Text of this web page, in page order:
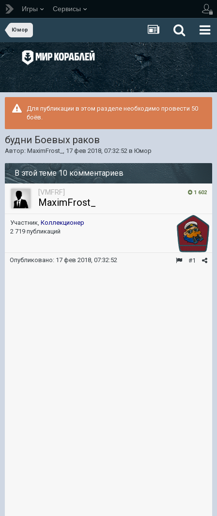
Игры Сервисы
Юмор
Для публикации в этом разделе необходимо провести 50
боёв.
будни Боевых раков
Автор: MaximFrost_ , 17 фев 2018, 07:32:52 в Юмор
В этой теме 10 комментариев
1 602
[VMFRF]
MaximFrost_
Участник, Коллекционер
2 719 публикаций
#1
Опубликовано: 17 фев 2018, 07:32:52